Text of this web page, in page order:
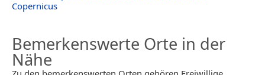
Copernicus
Bemerkenswerte Orte in der
Nähe